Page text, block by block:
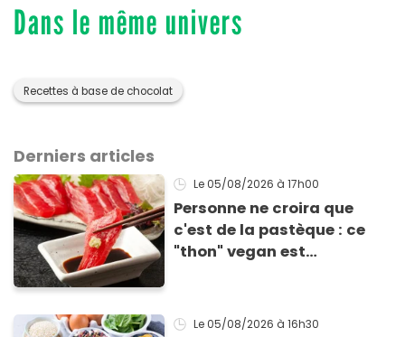
Dans le même univers
Recettes à base de chocolat
Derniers articles
Le 05/08/2026 à 17h00
Personne ne croira que
c'est de la pastèque : ce
"thon" vegan est
Le 05/08/2026 à 16h30